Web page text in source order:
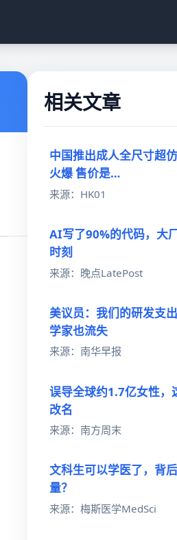
相关文章
中国推出成人全尺寸超
火爆 售价是…
来源：HK01
AI写了90%的代码，大
时刻
来源：晚点LatePost
美议员：我们的研发支
学家也流失
来源：南华早报
误导全球约1.7亿女性，
改名
来源：南方周末
文科生可以学医了，背
量？
来源：梅斯医学MedSci